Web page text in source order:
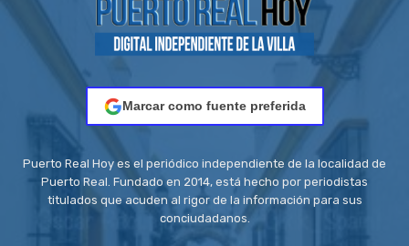
Marcar como fuente preferida
Puerto Real Hoy es el periódico independiente de la localidad de
Puerto Real. Fundado en 2014, está hecho por periodistas
titulados que acuden al rigor de la información para sus
conciudadanos.